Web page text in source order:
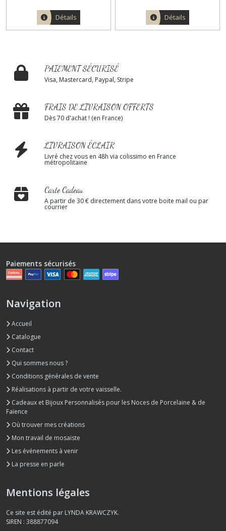
Détails Détails
PAIEMENT SÉCURISÉ
Visa, Mastercard, Paypal, Stripe
FRAIS DE LIVRAISON OFFERTS
Dès 70 d'achat ! (en France)
LIVRAISON ÉCLAIR
Livré chez vous en 48h via colissimo en France
métropolitaine
Carte Cadeau
A partir de 30 € directement dans votre boite mail ou par
courrier
Paiements sécurisés
Navigation
Accueil
Catalogue
Contact
Qui sommes nous ?
Conditions générales de vente
Réalisations à partir de votre vaisselle.
Cadeaux et Bijoux Personnalisés pour les Noces de Porcelaine & de
Faïence
Où trouver mes créations
Mon travail de mosaïste
Les événements à venir
La presse en parle
Mentions légales
Ce site est édité par LYNDA KRAWCZYK.
SIREN : 388877094